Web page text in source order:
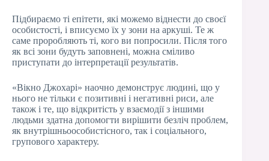
Підбираємо ті епітети, які можемо віднести до своєї
особистості, і вписуємо їх у зони на аркуші. Те ж
саме проробляють ті, кого ви попросили. Після того
як всі зони будуть заповнені, можна сміливо
приступати до інтерпретації результатів.
«Вікно Джохарі» наочно демонструє людині, що у
нього не тільки є позитивні і негативні риси, але
також і те, що відкритість у взаємодії з іншими
людьми здатна допомогти вирішити безліч проблем,
як внутрішньоособистісного, так і соціального,
групового характеру.